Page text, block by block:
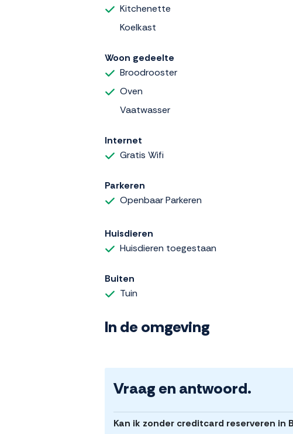
Kitchenette
Koelkast
Woon gedeelte
Broodrooster
Oven
Vaatwasser
Internet
Gratis Wifi
Parkeren
Openbaar Parkeren
Huisdieren
Huisdieren toegestaan
Buiten
Tuin
In de omgeving
Vraag en antwoord.
Kan ik zonder creditcard reserveren in